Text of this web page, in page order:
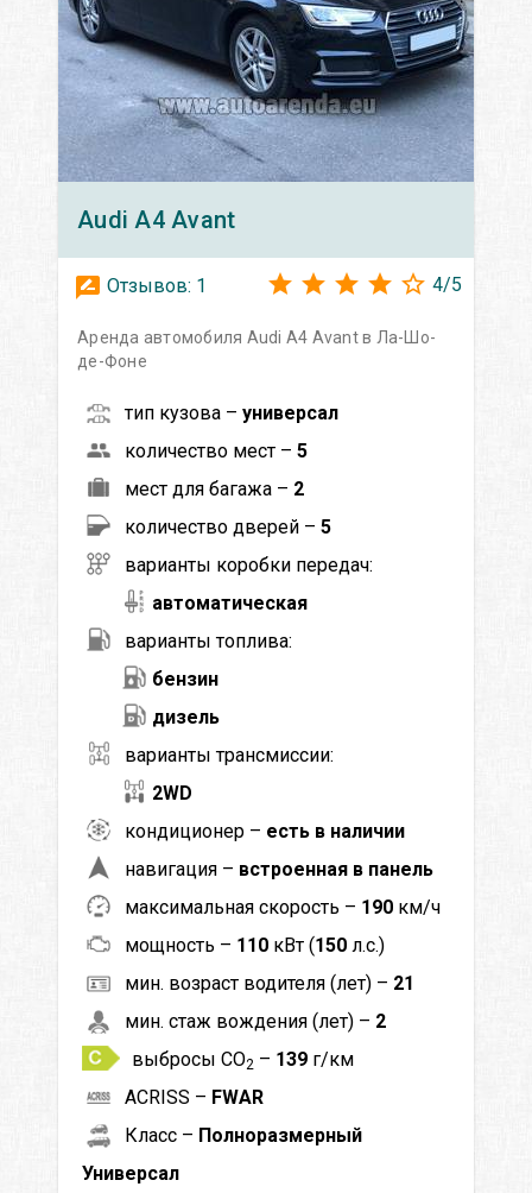
Audi A4 Avant
Отзывов: 1 4/5
Аренда автомобиля Audi A4 Avant в Ла-Шо-
де-Фоне
тип кузова – универсал
количество мест – 5
мест для багажа – 2
количество дверей – 5
варианты коробки передач:
автоматическая
варианты топлива:
бензин
дизель
варианты трансмиссии:
2WD
кондиционер – есть в наличии
навигация – встроенная в панель
максимальная скорость – 190 км/ч
мощность – 110 кВт (150 л.с.)
мин. возраст водителя (лет) – 21
мин. стаж вождения (лет) – 2
выбросы CO2 – 139 г/км
ACRISS – FWAR
Класс – Полноразмерный
Универсал